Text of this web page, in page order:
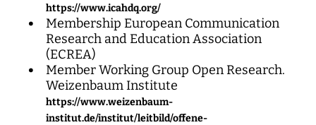
https://www.icahdq.org/
Membership European Communication
Research and Education Association
(ECREA)
Member Working Group Open Research.
Weizenbaum Institute
https://www.weizenbaum-
institut.de/institut/leitbild/offene-